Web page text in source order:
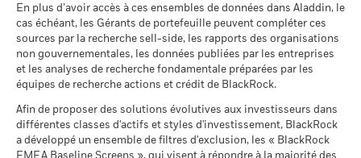
Indice de
référence
1 (%) USD
5,4
frais courants. Les frais d’entrée/de sortie ne sont pas inclus
dans le calcul.
susceptibles de modification.
Tension
Ce que vous pourriez obtenir après
Rendement annuel moyen
Défavorable
Ce que vous pourriez obtenir après
Rendement annuel moyen
Intermédiaire
Ce que vous pourriez obtenir après
Rendement annuel moyen
prospectus.
Pour consulter les méthodologies MSCI sur lesquelles
reposent les Caractéristiques de durabilité, utilisez les liens
ci-dessous.
Notation des fonds ESG MSCI
au 17/juil./2026
AA
MSCI - Armes nucléaires
au 30/juin/2026
2,85%
MSCI - Armes à feu civiles
au 30/juin/2026
0,19%
MSCI - Tabac
au 30/juin/2026
MSCI - Contrevenants au
Pacte mondial des Nations
0,00%
BlackRock Global Funds - Annual report and
audited financial statements (French)
Sustainability related disclosure - EEI_AG (en)
En plus d’avoir accès à ces ensembles de données dans Aladdin, le
cas échéant, les Gérants de portefeuille peuvent compléter ces
sources par la recherche sell-side, les rapports des organisations
non gouvernementales, les données publiées par les entreprises
et les analyses de recherche fondamentale préparées par les
équipes de recherche actions et crédit de BlackRock.
Afin de proposer des solutions évolutives aux investisseurs dans
différentes classes d'actifs et styles d'investissement, BlackRock
a développé un ensemble de filtres d'exclusion, les « BlackRock